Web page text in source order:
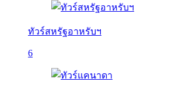
ทัวร์สหรัฐอาหรับฯ
6